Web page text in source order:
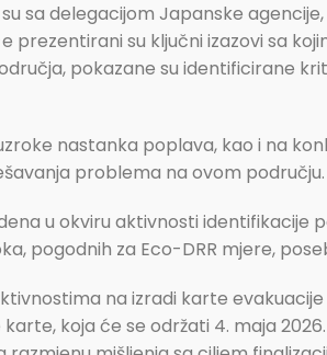
sa delegacijom Japanske
prezentirani su ključni izazovi sa
pokazane su identificirane
nastanka poplava, kao i na
problema na ovom području.
u okviru aktivnosti identifikacije
pogodnih za Eco-DRR mjere,
na izradi karte
koja će se održati 4. maja